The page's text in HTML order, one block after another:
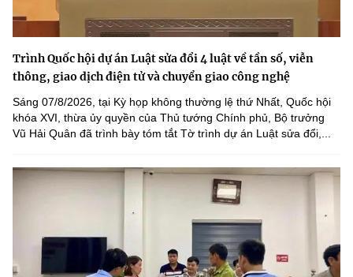
Trình Quốc hội dự án Luật sửa đổi 4 luật về tần số, viễn
thông, giao dịch điện tử và chuyển giao công nghệ
Sáng 07/8/2026, tại Kỳ họp không thường lệ thứ Nhất, Quốc hội
khóa XVI, thừa ủy quyền của Thủ tướng Chính phủ, Bộ trưởng
Vũ Hải Quân đã trình bày tóm tắt Tờ trình dự án Luật sửa đổi,...